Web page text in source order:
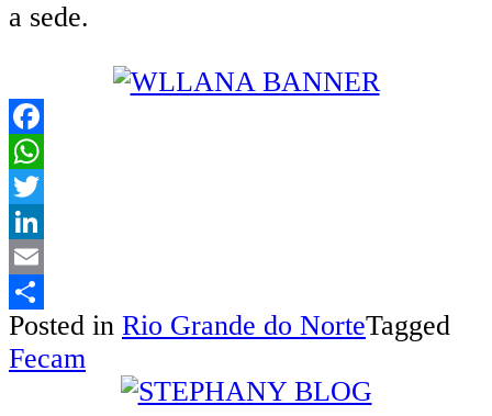
a sede.
Facebook
WhatsApp
Twitter
LinkedIn
Email
Share
Posted in Rio Grande do NorteTagged
Fecam